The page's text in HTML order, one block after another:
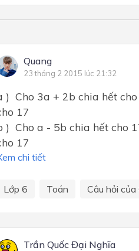
Quang
23 tháng 2 2015 lúc 21:32
) Cho 3a + 2b chia hết
17
) Cho a - 5b chia hết cho
17
chi tiết
Lớp 6 Toán Câu hỏi của
Trần Quốc Đại Nghĩa